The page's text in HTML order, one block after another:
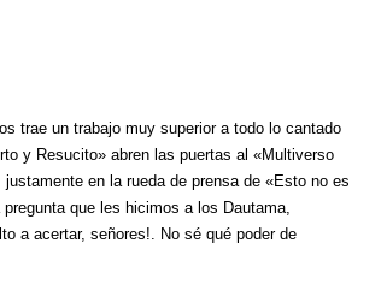
trae un trabajo muy superior a todo lo cantado
y Resucito» abren las puertas al «Multiverso
en la rueda de prensa de «Esto no es
que les hicimos a los Dautama,
a acertar, señores!. No sé qué poder de